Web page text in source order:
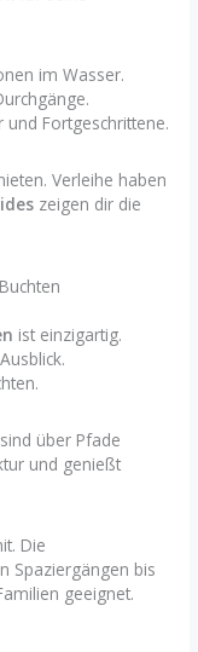
im Wasser.
Fortgeschrittene.
Verleihe haben
zeigen dir die
ist einzigartig.
über Pfade
und genießt
Die
Spaziergängen bis
geeignet.